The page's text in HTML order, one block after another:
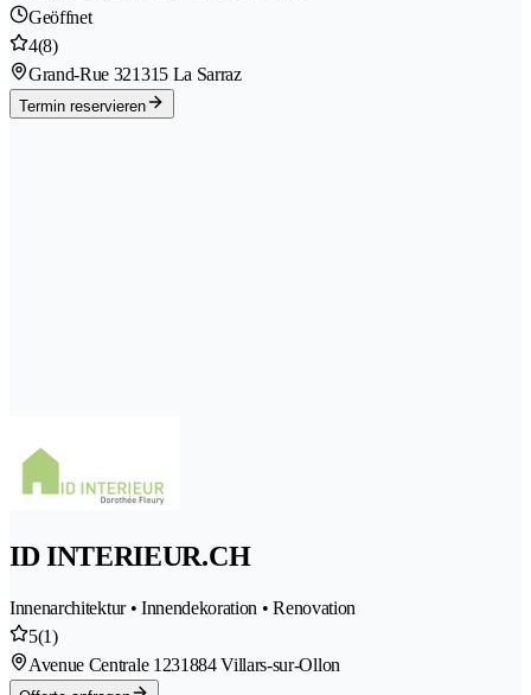
Geöffnet
4(8)
Grand-Rue 321315 La Sarraz
Termin reservieren
ID INTERIEUR.CH
Innenarchitektur • Innendekoration • Renovation
5(1)
Avenue Centrale 1231884 Villars-sur-Ollon